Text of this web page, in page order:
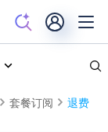
套餐订阅
退费